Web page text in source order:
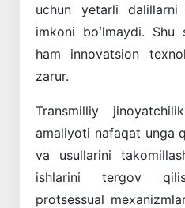
uchun yetarli dalillarni
imkoni boʻlmaydi. Shu
ham innovatsion
zarur.
Transmilliy
amaliyoti nafaqat unga
va usullarini
ishlarini tergov
protsessual